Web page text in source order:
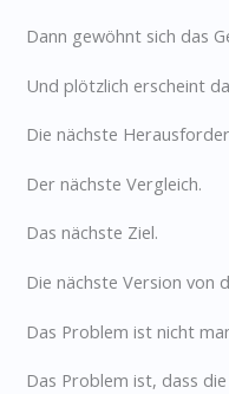
Dann gewöhnt sich das
Und plötzlich erscheint
Die nächste
Der nächste Vergleich.
Das nächste Ziel.
Die nächste Version von
Das Problem ist nicht
Das Problem ist, dass